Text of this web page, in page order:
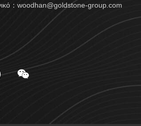
：woodhan@goldstone-group.com